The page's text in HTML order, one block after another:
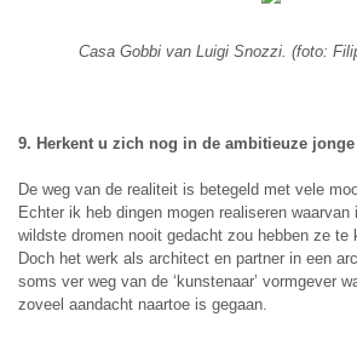
Casa Gobbi van Luigi Snozzi. (foto:
9. Herkent u zich nog in de ambitieuze
De weg van de realiteit is betegeld met vele
Echter ik heb dingen mogen realiseren
wildste dromen nooit gedacht zou hebben ze te
Doch het werk als architect en partner in een
soms ver weg van de ‘kunstenaar’ vormgever
zoveel aandacht naartoe is gegaan.